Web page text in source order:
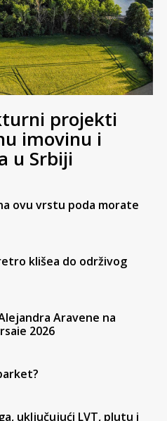
projekti
imovinu i
u Srbiji
ovu vrstu poda morate
klišea do održivog
Aravene na
2026
uključujući LVT, plutu i